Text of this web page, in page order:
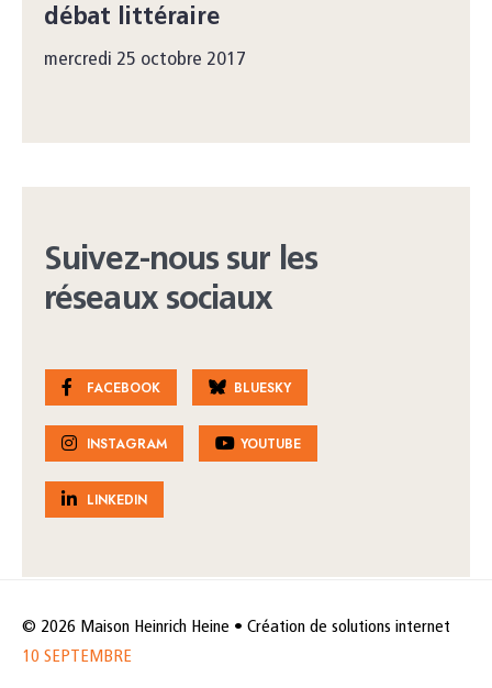
débat littéraire
mercredi 25 octobre 2017
Suivez-nous sur les
réseaux sociaux
FACEBOOK BLUESKY
INSTAGRAM YOUTUBE
LINKEDIN
© 2026 Maison Heinrich Heine • Création de solutions internet
10 SEPTEMBRE